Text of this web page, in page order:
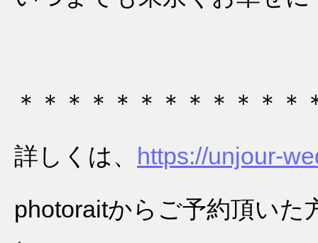
＊＊＊＊＊＊＊＊＊＊＊＊
詳しくは、 https://unjour-
photoraitからご予約頂いた